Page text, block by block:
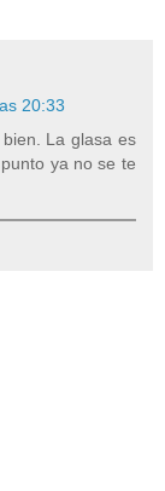
20:33
La glasa es
ya no se te